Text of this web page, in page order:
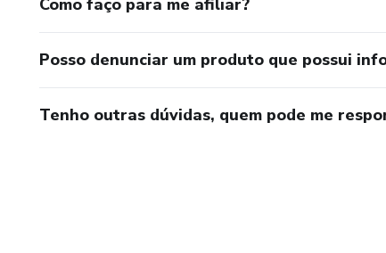
Posso denunciar um produto que possui
Tenho outras dúvidas, quem pode me